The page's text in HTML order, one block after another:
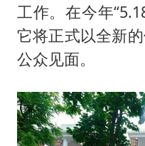
工作。在今年
它将正式以全新
公众见面。